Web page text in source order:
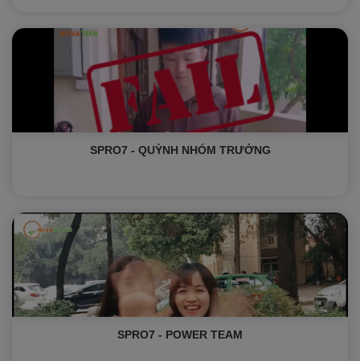
SPRO7 - QUỲNH NHÓM TRƯỞNG
SPRO7 - POWER TEAM